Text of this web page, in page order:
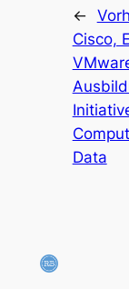
←
Cisco,
Data